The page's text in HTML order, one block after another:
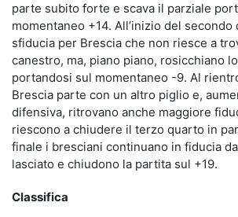
parte subito forte e scava il parziale
momentaneo +14. All’inizio del
sfiducia per Brescia che non riesce a
canestro, ma, piano piano, rosicchiano
portandosi sul momentaneo -9. Al
Brescia parte con un altro piglio e,
difensiva, ritrovano anche maggiore
riescono a chiudere il terzo quarto in
finale i bresciani continuano in fiducia
lasciato e chiudono la partita sul +19.
Classifica